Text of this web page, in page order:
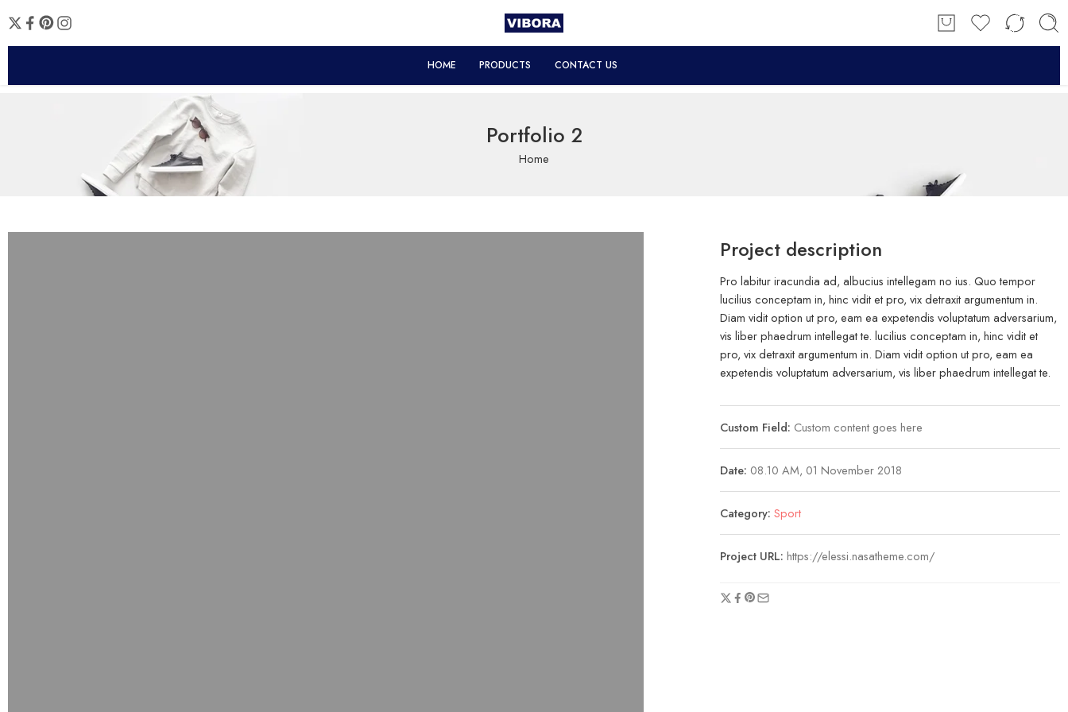
HOME PRODUCTS CONTACT US
Portfolio 2
Home
Project description
Pro labitur iracundia ad, albucius intellegam no ius. Quo tempor
lucilius conceptam in, hinc vidit et pro, vix detraxit argumentum in.
Diam vidit option ut pro, eam ea expetendis voluptatum adversarium,
vis liber phaedrum intellegat te. lucilius conceptam in, hinc vidit et
pro, vix detraxit argumentum in. Diam vidit option ut pro, eam ea
expetendis voluptatum adversarium, vis liber phaedrum intellegat te.
Custom Field: Custom content goes here
Date: 08.10 AM, 01 November 2018
Category: Sport
Project URL: https://elessi.nasatheme.com/